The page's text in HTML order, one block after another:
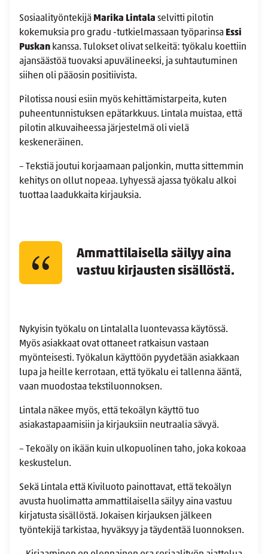
Sosiaalityöntekijä Marika Lintala selvitti pilotin
kokemuksia pro gradu -tutkielmassaan työparinsa Essi
Puskan kanssa. Tulokset olivat selkeitä: työkalu koettiin
ajansäästöä tuovaksi apuvälineeksi, ja suhtautuminen
siihen oli pääosin positiivista.
Pilotissa nousi esiin myös kehittämistarpeita, kuten
puheentunnistuksen epätarkkuus. Lintala muistaa, että
pilotin alkuvaiheessa järjestelmä oli vielä
keskeneräinen.
– Tekstiä joutui korjaamaan paljonkin, mutta sittemmin
kehitys on ollut nopeaa. Lyhyessä ajassa työkalu alkoi
tuottaa laadukkaita kirjauksia.
Ammattilaisella säilyy aina
vastuu kirjausten sisällöstä.
Nykyisin työkalu on Lintalalla luontevassa käytössä.
Myös asiakkaat ovat ottaneet ratkaisun vastaan
myönteisesti. Työkalun käyttöön pyydetään asiakkaan
lupa ja heille kerrotaan, että työkalu ei tallenna ääntä,
vaan muodostaa tekstiluonnoksen.
Lintala näkee myös, että tekoälyn käyttö tuo
asiakastapaamisiin ja kirjauksiin neutraalia sävyä.
– Tekoäly on ikään kuin ulkopuolinen taho, joka kokoaa
keskustelun.
Sekä Lintala että Kiviluoto painottavat, että tekoälyn
avusta huolimatta ammattilaisella säilyy aina vastuu
kirjatusta sisällöstä. Jokaisen kirjauksen jälkeen
työntekijä tarkistaa, hyväksyy ja täydentää luonnoksen.